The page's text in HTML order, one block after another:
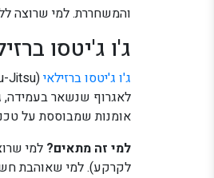
והמשחררת. למי שרוצה
ג'ו ג'יטסו ברזילאי
ג'ו ג'יטסו ברזילאי
לאגרוף שנשאר בעמידה,
אומנות שמבוססת על
למי זה מתאים? למי
לקרקע). למי שאוהבת